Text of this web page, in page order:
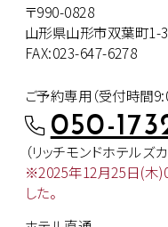
〒990-0828
山形県山形市双葉町1-
FAX:023-647-6278
ご予約専用（受付時間
050-
（リッチモンドホテルズ
※2025年12月25日(木
した。